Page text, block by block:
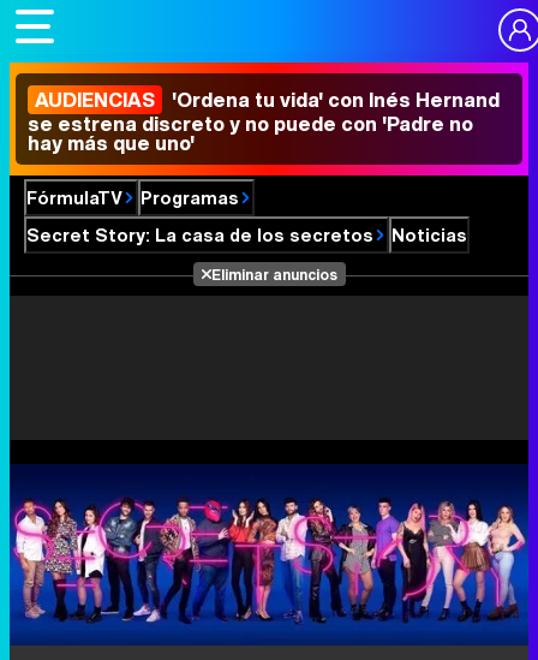
AUDIENCIAS 'Ordena tu vida' con Inés Hernand
se estrena discreto y no puede con 'Padre no
hay más que uno'
FórmulaTV
Programas
Secret Story: La casa de los secretos
Noticias
Eliminar anuncios